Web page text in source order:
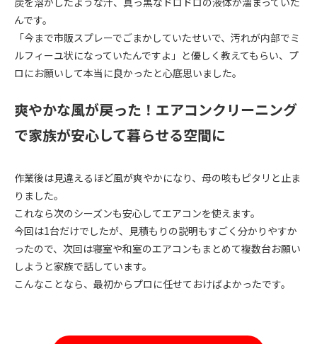
んです。
「今まで市販スプレーでごまかしていたせいで、汚れが内部でミ
ルフィーユ状になっていたんですよ」と優しく教えてもらい、プ
ロにお願いして本当に良かったと心底思いました。
爽やかな風が戻った！エアコンクリーニング
で家族が安心して暮らせる空間に
作業後は見違えるほど風が爽やかになり、母の咳もピタリと止ま
りました。
これなら次のシーズンも安心してエアコンを使えます。
今回は1台だけでしたが、見積もりの説明もすごく分かりやすか
ったので、次回は寝室や和室のエアコンもまとめて複数台お願い
しようと家族で話しています。
こんなことなら、最初からプロに任せておけばよかったです。